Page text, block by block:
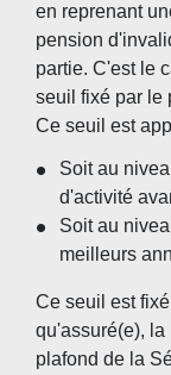
en reprenant
pension
partie. C'est le
seuil fixé par le
Ce seuil est
Soit au
d'activité
Soit au
meilleurs
Ce seuil est
qu'assuré(e),
plafond de la